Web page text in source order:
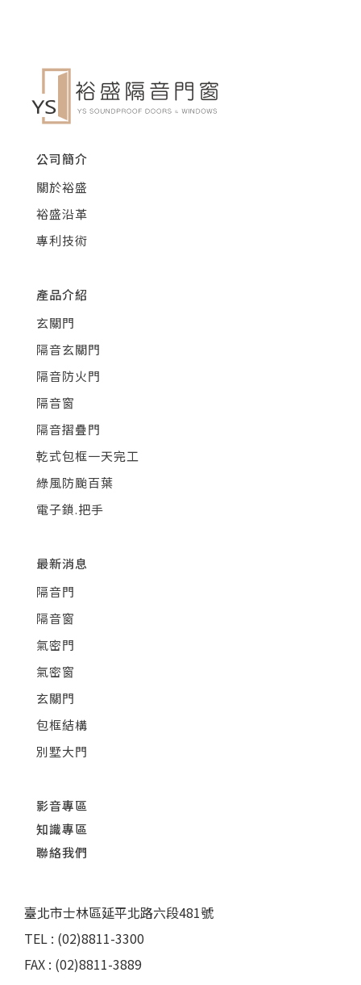
公司簡介
關於裕盛
裕盛沿革
專利技術
產品介紹
玄關門
隔音玄關門
隔音防火門
隔音窗
隔音摺疊門
乾式包框一天完工
綠風防颱百葉
電子鎖.把手
最新消息
隔音門
隔音窗
氣密門
氣密窗
玄關門
包框結構
別墅大門
影音專區
知識專區
聯絡我們
臺北市士林區延平北路六段481號
TEL : (02)8811-3300
FAX : (02)8811-3889